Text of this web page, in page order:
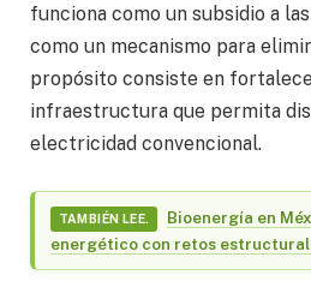
funciona como un subsidio a
como un mecanismo para
propósito consiste en
infraestructura que permita
electricidad convencional.
TAMBIÉN LEE.
Bioenergía en
energético con retos